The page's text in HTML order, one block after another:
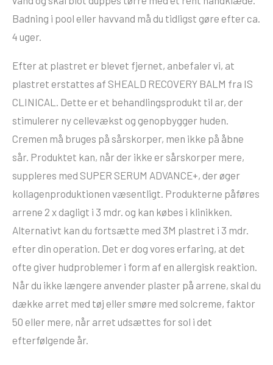
Badning i pool eller havvand må du tidligst gøre efter ca.
4 uger.
Efter at plastret er blevet fjernet, anbefaler vi, at
plastret erstattes af SHEALD RECOVERY BALM fra IS
CLINICAL. Dette er et behandlingsprodukt til ar, der
stimulerer ny cellevækst og genopbygger huden.
Cremen må bruges på sårskorper, men ikke på åbne
sår. Produktet kan, når der ikke er sårskorper mere,
suppleres med SUPER SERUM ADVANCE+, der øger
kollagenproduktionen væsentligt. Produkterne påføres
arrene 2 x dagligt i 3 mdr. og kan købes i klinikken.
Alternativt kan du fortsætte med 3M plastret i 3 mdr.
efter din operation. Det er dog vores erfaring, at det
ofte giver hudproblemer i form af en allergisk reaktion.
Når du ikke længere anvender plaster på arrene, skal du
dække arret med tøj eller smøre med solcreme, faktor
50 eller mere, når arret udsættes for sol i det
efterfølgende år.